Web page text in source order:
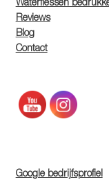
Reviews
Blog
Contact
Google bedrijfsprofiel